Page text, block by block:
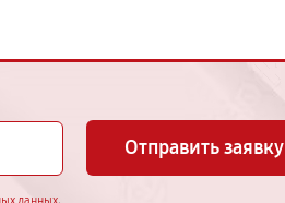
Отправить заявку
данных.